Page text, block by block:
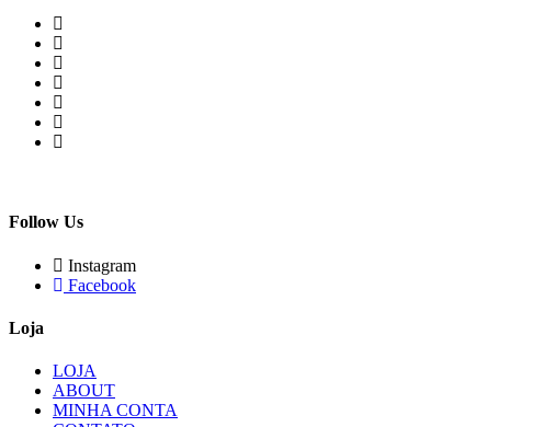
Follow Us
Instagram
Facebook
Loja
LOJA
ABOUT
MINHA CONTA